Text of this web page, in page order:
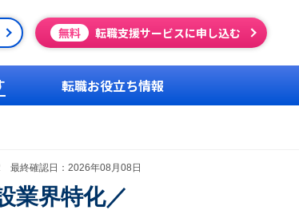
無料 転職支援サービスに申し込む
転職お役立ち情報
最終確認日：2026年08月08日
業界特化／